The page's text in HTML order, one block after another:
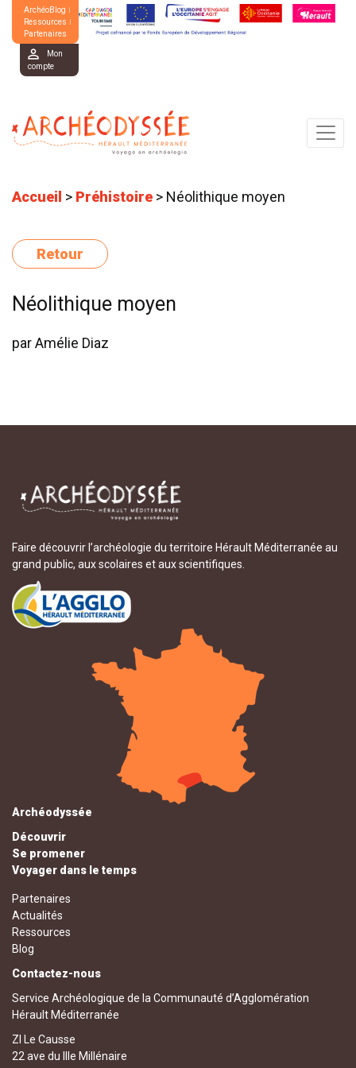
ArchéoBlog
Ressources
Partenaires
Mon
compte
Accueil > Préhistoire > Néolithique moyen
Retour
Néolithique moyen
parAmélie Diaz
Faire découvrir l’archéologie du territoire Hérault Méditerranée au
grand public, aux scolaires et aux scientifiques.
Archéodyssée
Découvrir
Se promener
Voyager dans le temps
Partenaires
Actualités
Ressources
Blog
Contactez-nous
Service Archéologique de la Communauté d’Agglomération
Hérault Méditerranée
ZI Le Causse
22 ave du IIIe Millénaire